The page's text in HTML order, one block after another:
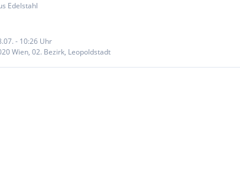
Edelstahl
- 10:26 Uhr
Wien, 02. Bezirk, Leopoldstadt